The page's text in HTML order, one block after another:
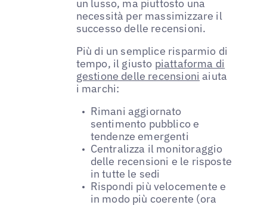
un lusso, ma piuttosto una
necessità per massimizzare il
successo delle recensioni.
Più di un semplice risparmio di
tempo, il giusto piattaforma di
gestione delle recensioni aiuta
i marchi:
Rimani aggiornato
sentimento pubblico e
tendenze emergenti
Centralizza il monitoraggio
delle recensioni e le risposte
in tutte le sedi
Rispondi più velocemente e
in modo più coerente (ora